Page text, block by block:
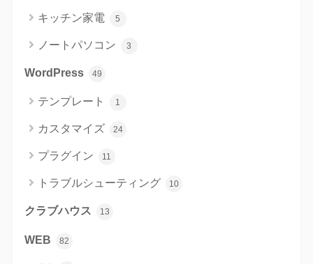
キッチン家電 5
ノートパソコン 3
WordPress 49
テンプレート 1
カスタマイズ 24
プラグイン 11
トラブルシューティング 10
クラブハウス 13
WEB 82